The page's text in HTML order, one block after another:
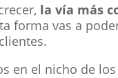
la vía más
forma vas a
en el nicho de